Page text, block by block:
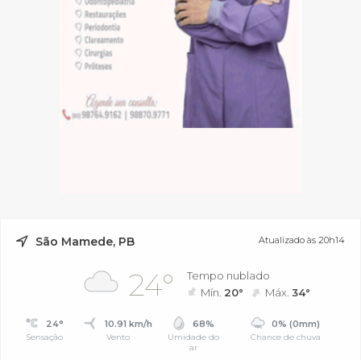
São Mamede, PB Atualizado às 20h14
24°
Tempo nublado
Mín. 20° Máx.34°
24°
Sensação
10.91 km/h
Vento
68%
Umidade do
ar
0% (0mm)
Chance de chuva